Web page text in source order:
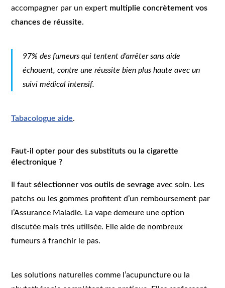
accompagner par un expert multiplie concrètement vos
chances de réussite.
97% des fumeurs qui tentent d’arrêter sans aide
échouent, contre une réussite bien plus haute avec un
suivi médical intensif.
Tabacologue aide.
Faut-il opter pour des substituts ou la cigarette
électronique ?
Il fautsélectionner vos outils de sevrage avec soin. Les
patchs ou les gommes profitent d’un remboursement par
l’Assurance Maladie. La vape demeure une option
discutée mais très utilisée. Elle aide de nombreux
fumeurs à franchir le pas.
Les solutions naturelles comme l’acupuncture ou la